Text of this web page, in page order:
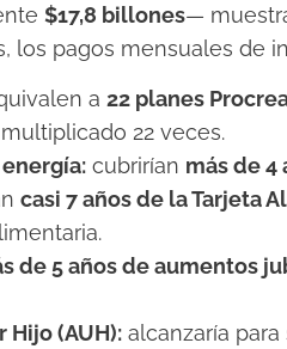
$17,8 billones—
los pagos mensuales de
a 22 planes
22 veces.
cubrirían más de 4
casi 7 años de la Tarjeta
de 5 años de aumentos
Hijo (AUH): alcanzaría